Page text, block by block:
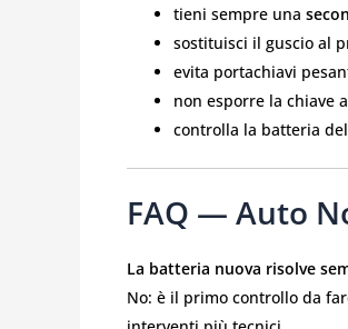
tieni sempre una
sostituisci il guscio al
evita portachiavi
non esporre la chiave
controlla la batteria
FAQ — Auto
La batteria nuova risolve
No: è il primo controllo da